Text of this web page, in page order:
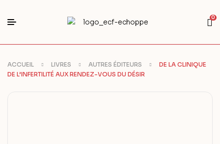
0
ACCUEIL LIVRES AUTRES ÉDITEURS
DE LA CLINIQUE
DE L’INFERTILITÉ AUX RENDEZ-VOUS DU DÉSIR